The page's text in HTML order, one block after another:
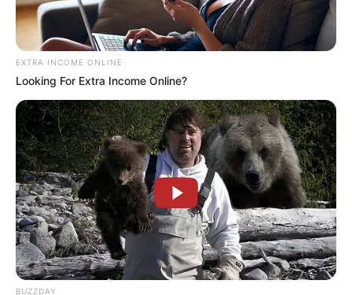
PRIX DE SANARY-SUR-MER notre regret
dans ce Quinté
Pour vous proposer le meilleur pronostic PMU
gagnant en 6 chevaux nous n’avons pas d’autre
solution que de faire des choix, ce sera donc notre
EXTRA INCOME ONLINE
Looking For Extra Income Online?
BUZZDAY